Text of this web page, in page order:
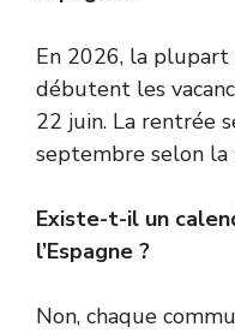
En 2026, la plupart
débutent les
22 juin. La rentrée
septembre selon la
Existe-t-il un
l’Espagne ?
Non, chaque